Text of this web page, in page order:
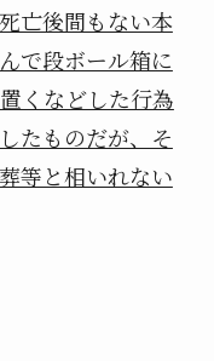
亡後間もない本
で段ボール箱に
くなどした行為
たものだが、そ
等と相いれない